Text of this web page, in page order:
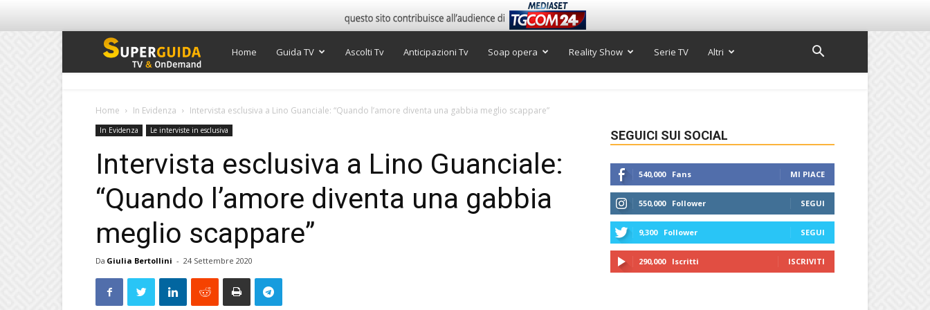
Super
TV
Home Guida TV Ascolti Tv Anticipazioni Tv Soap opera Reality Show Serie TV Altri
Home In Evidenza Intervista esclusiva a Lino Guanciale: “Quando l’amore diventa una gabbia meglio scappare”
In Evidenza Le interviste in esclusiva
Intervista esclusiva a Lino Guanciale:
“Quando l’amore diventa una gabbia
meglio scappare”
Da Giulia Bertollini - 24 Settembre 2020
SEGUICI SUI SOCIAL
540,000 Fans MI PIACE
550,000 Follower SEGUI
9,300 Follower SEGUI
290,000 Iscritti ISCRIVITI